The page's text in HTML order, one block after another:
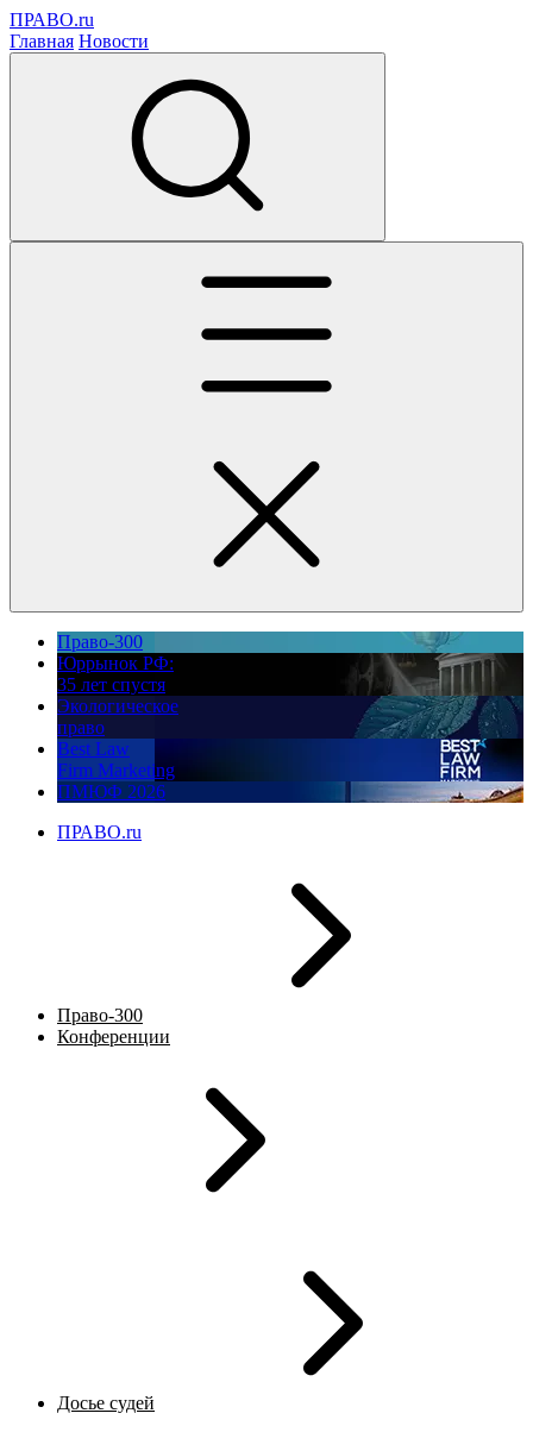
ПРАВО.ru
Главная Новости
Право-300
Юррынок РФ:
35 лет спустя
Экологическое
право
Best Law
Firm Marketing
ПМЮФ 2026
ПРАВО.ru
Право-300
Конференции
Досье судей